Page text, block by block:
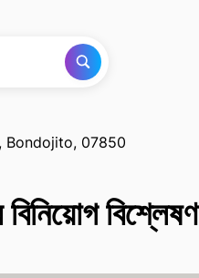
Bondojito, 07850
বিশ্লেষণ